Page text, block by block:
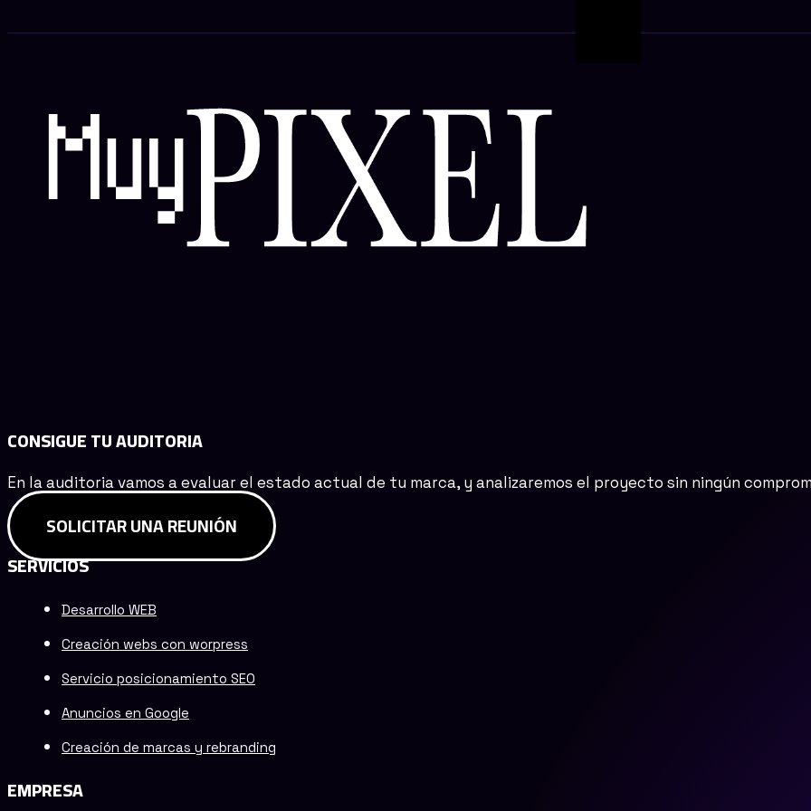
CONSIGUE TU AUDITORIA
En la auditoria vamos a evaluar el estado actual de tu marca, y analizaremos el proyecto sin ningún
SOLICITAR UNA REUNIÓN
SERVICIOS
Desarrollo WEB
Creación webs con worpress
Servicio posicionamiento SEO
Anuncios en Google
Creación de marcas y rebranding
EMPRESA